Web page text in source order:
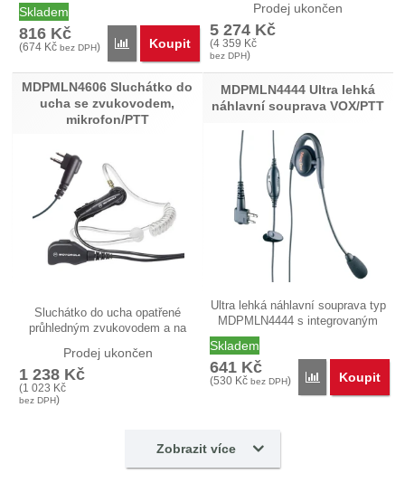
Skladem
816 Kč
(674 Kč bez DPH) Přidat 'MDPMMN4008 Oddělený reproduktor s
Koupit
Prodej ukončen
5 274 Kč
(4 359 Kč
bez DPH)
MDPMLN4606 Sluchátko do
ucha se zvukovodem,
mikrofon/PTT
Sluchátko do ucha opatřené
průhledným zvukovodem a na
Prodej ukončen
1 238 Kč
(1 023 Kč
bez DPH)
MDPMLN4444 Ultra lehká
náhlavní souprava VOX/PTT
Ultra lehká náhlavní souprava typ
MDPMLN4444 s integrovaným
Skladem
641 Kč
(530 Kč bez DPH) Přidat
Koupit
Zobrazit více